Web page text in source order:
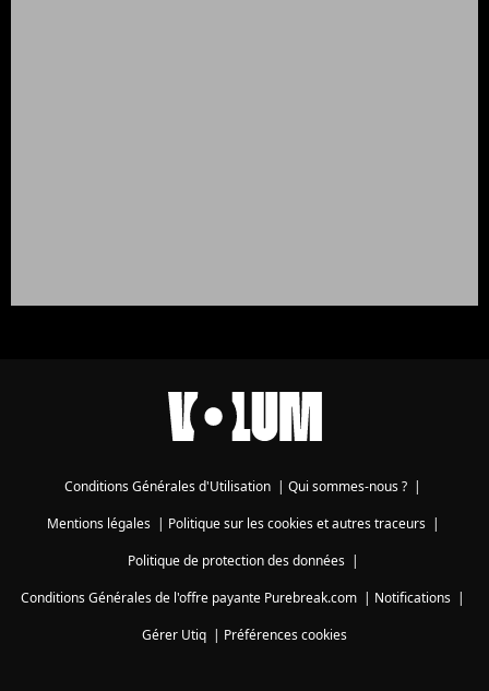
Conditions Générales d'Utilisation | Qui sommes-nous ? |
Mentions légales| Politique sur les cookies et autres traceurs|
Politique de protection des données|
Conditions Générales de l'offre payante Purebreak.com | Notifications |
Gérer Utiq | Préférences cookies